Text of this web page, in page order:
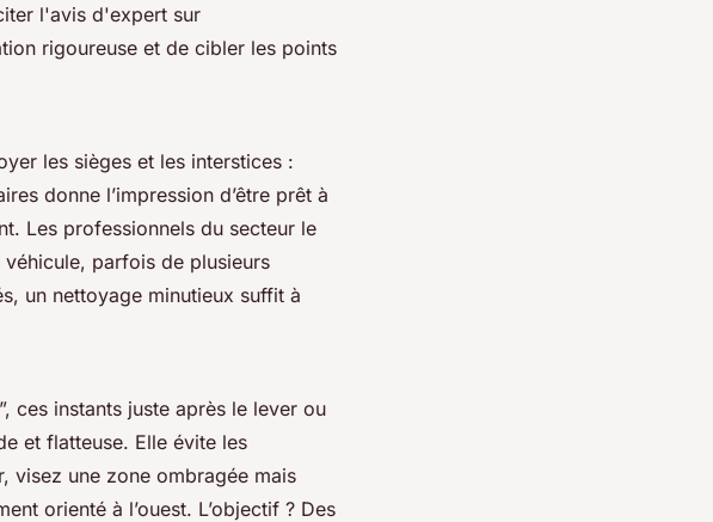
l'avis d'expert sur
rigoureuse et de cibler les points
les sièges et les interstices :
donne l’impression d’être prêt à
Les professionnels du secteur le
parfois de plusieurs
un nettoyage minutieux suffit à
ces instants juste après le lever ou
et flatteuse. Elle évite les
visez une zone ombragée mais
orienté à l’ouest. L’objectif ? Des